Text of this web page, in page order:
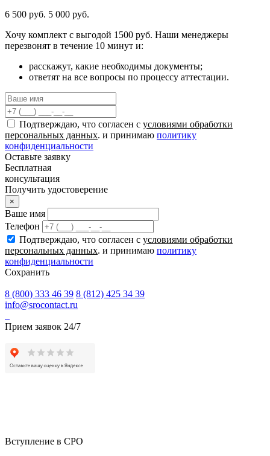
6 500 руб. 5 000 руб.
Хочу комплект с выгодой 1500 руб. Наши менеджеры
перезвонят в течение 10 минут и:
расскажут, какие необходимы документы;
ответят на все вопросы по процессу аттестации.
Подтверждаю, что согласен с условиями обработки
персональных данных. и принимаю политику
конфиденциальности
Оставьте заявку
Бесплатная
консультация
Получить удостоверение
×
Ваше имя
Телефон
Подтверждаю, что согласен с условиями обработки
персональных данных. и принимаю политику
конфиденциальности
Сохранить
8 (800) 333 46 39 8 (812) 425 34 39
info@srocontact.ru
Прием заявок 24/7
Вступление в СРО